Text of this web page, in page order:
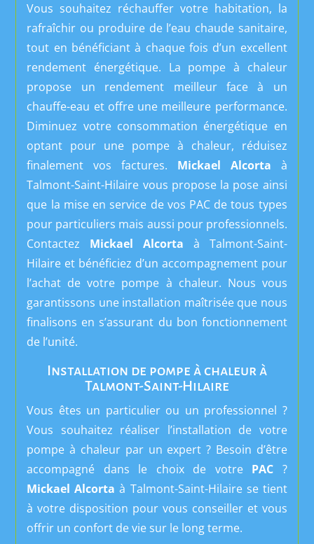
Vous souhaitez réchauffer votre habitation, la
rafraîchir ou produire de l’eau chaude sanitaire,
tout en bénéficiant à chaque fois d’un excellent
rendement énergétique. La pompe à chaleur
propose un rendement meilleur face à un
chauffe-eau et offre une meilleure performance.
Diminuez votre consommation énergétique en
optant pour une pompe à chaleur, réduisez
finalement vos factures. Mickael Alcorta à
Talmont-Saint-Hilaire vous propose la pose ainsi
que la mise en service de vos PAC de tous types
pour particuliers mais aussi pour professionnels.
Contactez Mickael Alcorta à Talmont-Saint-
Hilaire et bénéficiez d’un accompagnement pour
l’achat de votre pompe à chaleur. Nous vous
garantissons une installation maîtrisée que nous
finalisons en s’assurant du bon fonctionnement
de l’unité.
Installation de pompe à chaleur à
Talmont-Saint-Hilaire
Vous êtes un particulier ou un professionnel ?
Vous souhaitez réaliser l’installation de votre
pompe à chaleur par un expert ? Besoin d’être
accompagné dans le choix de votre PAC ?
Mickael Alcorta à Talmont-Saint-Hilaire se tient
à votre disposition pour vous conseiller et vous
offrir un confort de vie sur le long terme.